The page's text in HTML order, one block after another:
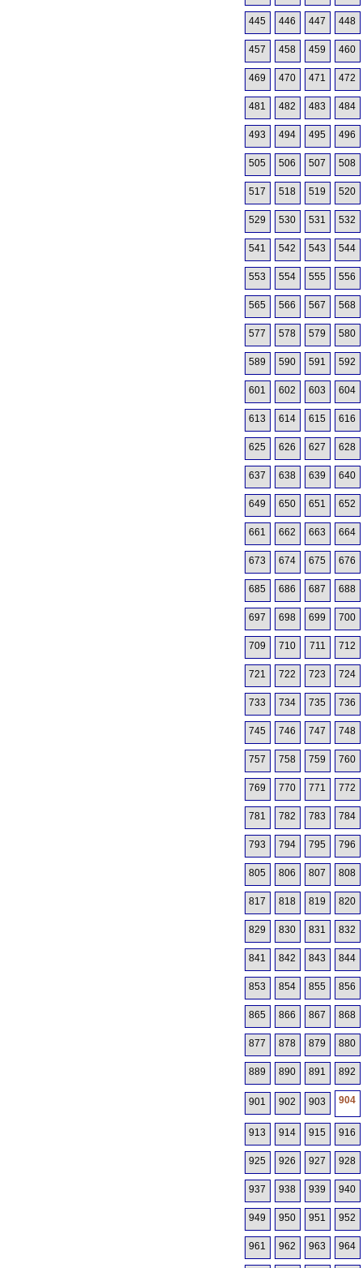
445 446 447 448
457 458 459 460
469 470 471 472
481 482 483 484
493 494 495 496
505 506 507 508
517 518 519 520
529 530 531 532
541 542 543 544
553 554 555 556
565 566 567 568
577 578 579 580
589 590 591 592
601 602 603 604
613 614 615 616
625 626 627 628
637 638 639 640
649 650 651 652
661 662 663 664
673 674 675 676
685 686 687 688
697 698 699 700
709 710 711 712
721 722 723 724
733 734 735 736
745 746 747 748
757 758 759 760
769 770 771 772
781 782 783 784
793 794 795 796
805 806 807 808
817 818 819 820
829 830 831 832
841 842 843 844
853 854 855 856
865 866 867 868
877 878 879 880
889 890 891 892
901 902 903 904
913 914 915 916
925 926 927 928
937 938 939 940
949 950 951 952
961 962 963 964